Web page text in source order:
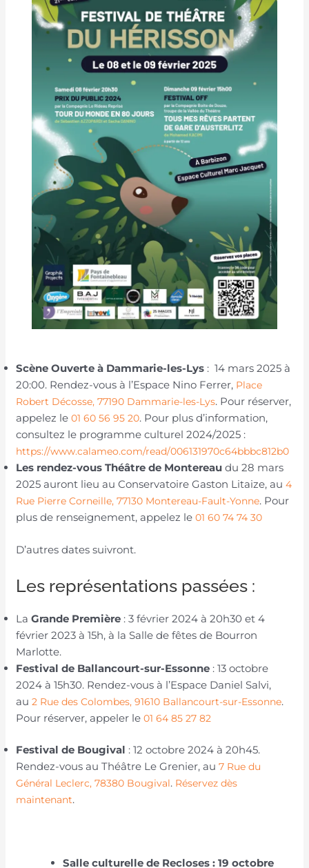
Scène Ouverte à Dammarie-les-Lys : 14 mars 2025 à
20:00. Rendez-vous à l’Espace Nino Ferrer, Place
Robert Décosse, 77190 Dammarie-les-Lys. Pour réserver,
appelez le01 60 56 95 20. Pour plus d’information,
consultez le programme culturel 2024/2025 :
https://www.calameo.com/read/006131970c64bbbc812b0
Les rendez-vous Théâtre de Montereau du 28 mars
2025 auront lieu au Conservatoire Gaston Litaize, au4
Rue Pierre Corneille, 77130 Montereau-Fault-Yonne. Pour
plus de renseignement, appelez le01 60 74 74 30
D’autres dates suivront.
Les représentations passées :
La Grande Première : 3 février 2024 à 20h30 et 4
février 2023 à 15h, à la Salle de fêtes de Bourron
Marlotte.
Festival de Ballancourt-sur-Essonne : 13 octobre
2024 à 15h30. Rendez-vous à l’Espace Daniel Salvi,
au2 Rue des Colombes, 91610 Ballancourt-sur-Essonne.
Pour réserver, appeler le01 64 85 27 82
Festival de Bougival : 12 octobre 2024 à 20h45.
Rendez-vous au Théâtre Le Grenier, au7 Rue du
Général Leclerc, 78380 Bougival. Réservez dès
maintenant.
Salle culturelle de Recloses: 19 octobre